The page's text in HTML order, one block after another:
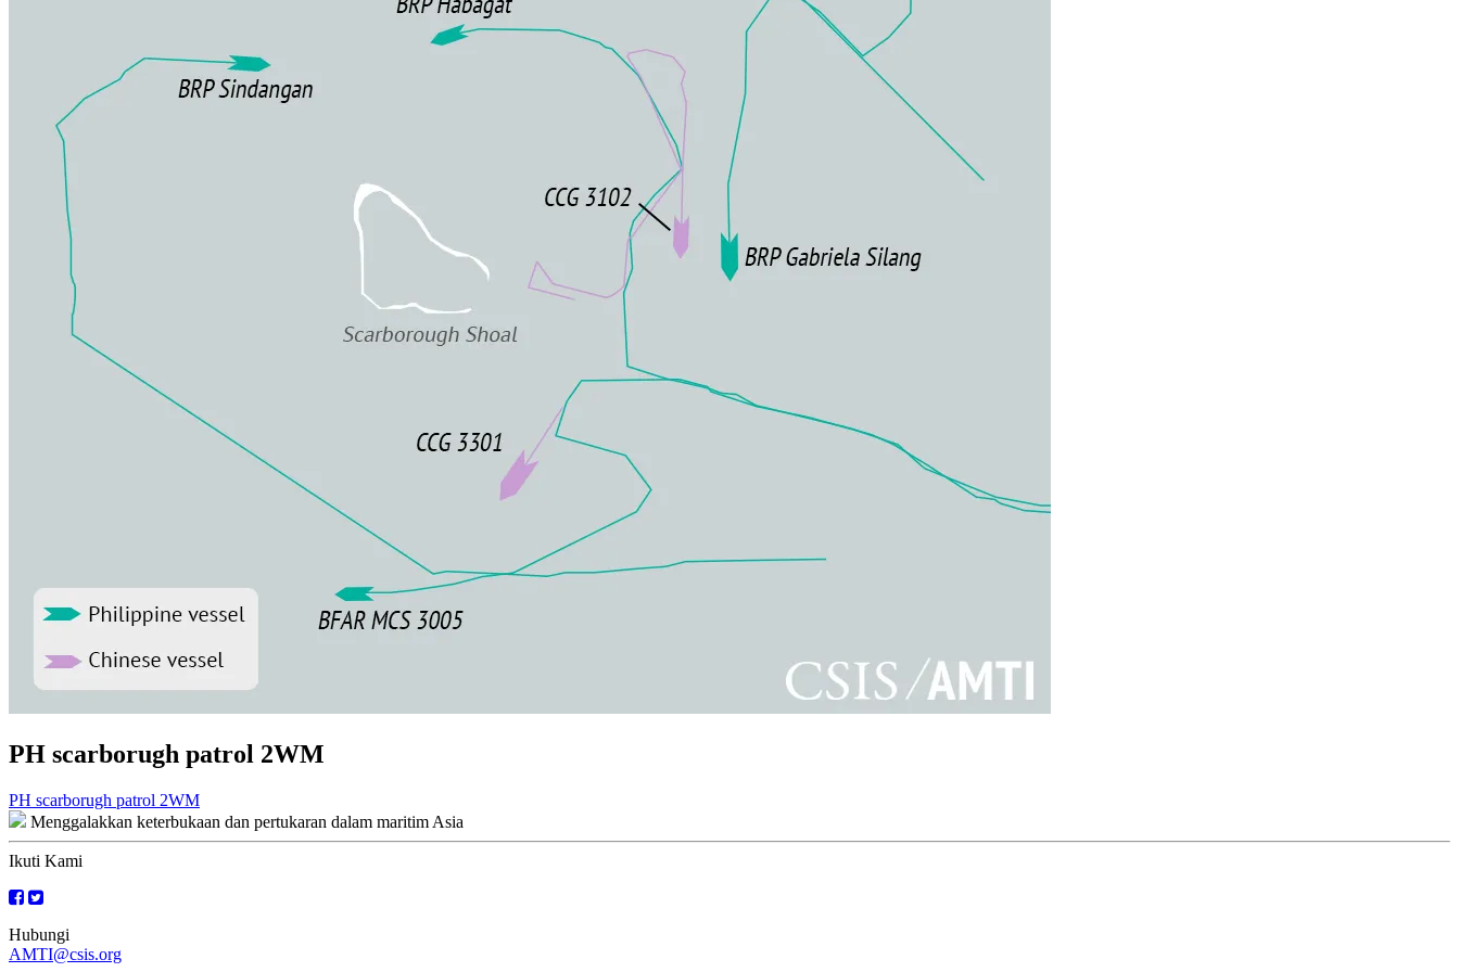
PH scarborugh patrol 2WM
Navigasi
kiriman
PH scarborugh patrol 2WM
Menggalakkan keterbukaan dan pertukaran dalam maritim Asia
Ikuti Kami
Hubungi
AMTI@csis.org